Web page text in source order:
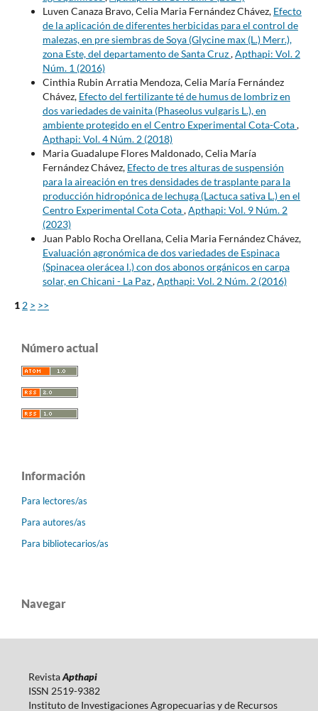
Luven Canaza Bravo, Celia Maria Fernández Chávez, Efecto
de la aplicación de diferentes herbicidas para el control de
malezas, en pre siembras de Soya (Glycine max (L.) Merr.),
zona Este, del departamento de Santa Cruz,Apthapi: Vol. 2
Núm. 1 (2016)
Cinthia Rubin Arratia Mendoza, Celia María Fernández
Chávez, Efecto del fertilizante té de humus de lombriz en
dos variedades de vainita (Phaseolus vulgaris L.), en
ambiente protegido en el Centro Experimental Cota-Cota,
Apthapi: Vol. 4 Núm. 2 (2018)
Maria Guadalupe Flores Maldonado, Celia María
Fernández Chávez, Efecto de tres alturas de suspensión
para la aireación en tres densidades de trasplante para la
producción hidropónica de lechuga (Lactuca sativa L.) en el
Centro Experimental Cota Cota,Apthapi: Vol. 9 Núm. 2
(2023)
Juan Pablo Rocha Orellana, Celia Maria Fernández Chávez,
Evaluación agronómica de dos variedades de Espinaca
(Spinacea olerácea l.) con dos abonos orgánicos en carpa
solar, en Chicani - La Paz,Apthapi: Vol. 2 Núm. 2 (2016)
1 2 > >>
Número actual
Información
Para lectores/as
Para autores/as
Para bibliotecarios/as
Navegar
RevistaApthapi
ISSN 2519-9382
Instituto de Investigaciones Agropecuarias y de Recursos